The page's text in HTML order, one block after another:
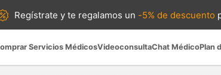
Regístrate yte regalamos un -5% de descuento
Servicios MédicosVideoconsultaChat MédicoPlan